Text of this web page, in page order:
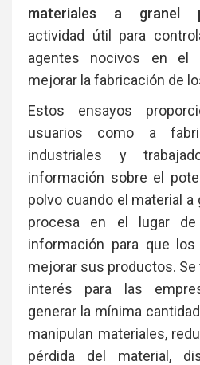
materiales a granel
actividad útil para
agentes nocivos en el
mejorar la fabricación de
Estos ensayos
usuarios como a
industriales y
información sobre el
polvo cuando el material a
procesa en el lugar
información para que
mejorar sus productos.
interés para las
generar la mínima
manipulan materiales,
pérdida del material,